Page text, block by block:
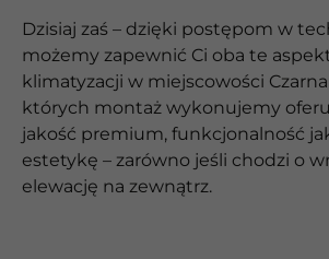
Dzisiaj zaś – dzięki postępom w
możemy zapewnić Ci oba te
klimatyzacji w miejscowości
których montaż wykonujemy
jakość premium, funkcjonalność
estetykę – zarówno jeśli chodzi o
elewację na zewnątrz.